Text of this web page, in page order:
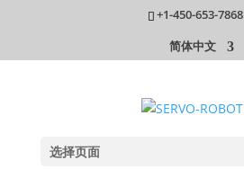
+1-450-653-7868
简体中文
选择页面